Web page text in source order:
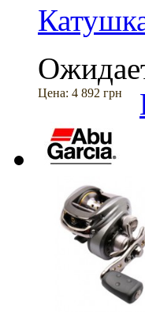
Цена: 4 892 грн